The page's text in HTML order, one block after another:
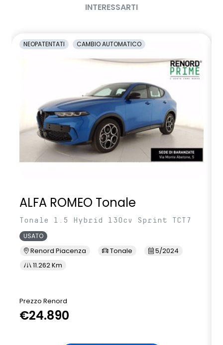
INTERESSARTI
NEOPATENTATI CAMBIO AUTOMATICO
ALFA ROMEO Tonale
Tonale 1.5 Hybrid 130cv Sprint TCT7
USATO
Renord Piacenza Tonale
5/2024
11.262 Km
Prezzo Renord
€24.890